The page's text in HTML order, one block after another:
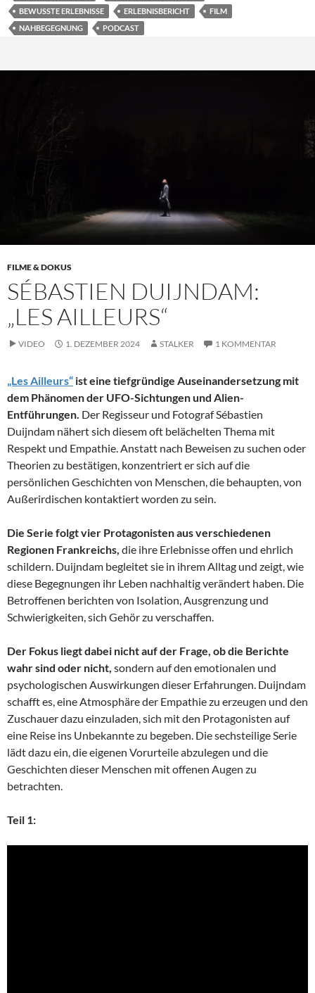
BEWUSSTE ERLEBNISSE
ERLEBNISBERICHT
FILM
NAHBEGEGNUNG
PODCAST
FILME & DOKUS
SÉBASTIEN DUIJNDAM:
„LES AILLEURS“
VIDEO 1. DEZEMBER 2024 STALKER 1 KOMMENTAR
„Les Ailleurs“ ist eine tiefgründige Auseinandersetzung mit
dem Phänomen der UFO-Sichtungen und Alien-
Entführungen. Der Regisseur und Fotograf Sébastien
Duijndam nähert sich diesem oft belächelten Thema mit
Respekt und Empathie. Anstatt nach Beweisen zu suchen oder
Theorien zu bestätigen, konzentriert er sich auf die
persönlichen Geschichten von Menschen, die behaupten, von
Außerirdischen kontaktiert worden zu sein.
Die Serie folgt vier Protagonisten aus verschiedenen
Regionen Frankreichs, die ihre Erlebnisse offen und ehrlich
schildern. Duijndam begleitet sie in ihrem Alltag und zeigt, wie
diese Begegnungen ihr Leben nachhaltig verändert haben. Die
Betroffenen berichten von Isolation, Ausgrenzung und
Schwierigkeiten, sich Gehör zu verschaffen.
Der Fokus liegt dabei nicht auf der Frage, ob die Berichte
wahr sind oder nicht, sondern auf den emotionalen und
psychologischen Auswirkungen dieser Erfahrungen. Duijndam
schafft es, eine Atmosphäre der Empathie zu erzeugen und den
Zuschauer dazu einzuladen, sich mit den Protagonisten auf
eine Reise ins Unbekannte zu begeben. Die sechsteilige Serie
lädt dazu ein, die eigenen Vorurteile abzulegen und die
Geschichten dieser Menschen mit offenen Augen zu
betrachten.
Teil 1: